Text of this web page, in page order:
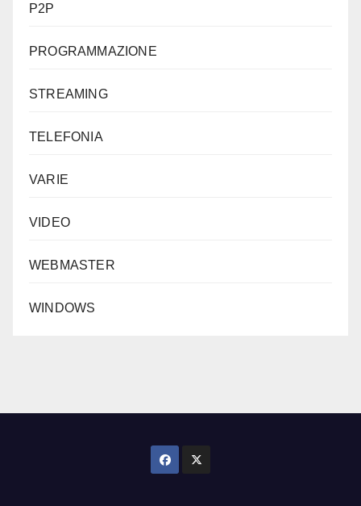
P2P
PROGRAMMAZIONE
STREAMING
TELEFONIA
VARIE
VIDEO
WEBMASTER
WINDOWS